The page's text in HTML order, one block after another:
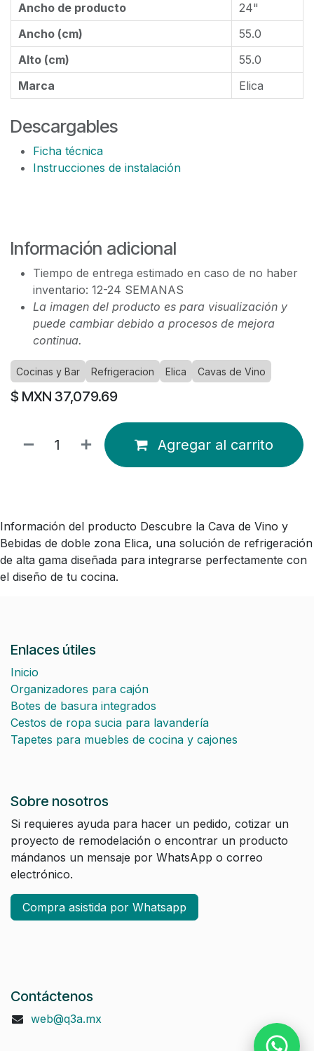
Ancho de producto
24"
Ancho (cm)
55.0
Alto (cm)
55.0
Marca
Elica
Descargables
Ficha técnica
Instrucciones de instalación
Información adicional
Tiempo de entrega estimado en caso de no haber
inventario: 12-24 SEMANAS
La imagen del producto es para visualización y
puede cambiar debido a procesos de mejora
continua.
Cocinas y Bar Refrigeracion Elica Cavas de Vino
$ MXN 37,079.69
Agregar al carrito
Información del producto Descubre la Cava de Vino y
Bebidas de doble zona Elica, una solución de refrigeración
de alta gama diseñada para integrarse perfectamente con
el diseño de tu cocina.
Enlaces útiles
Inicio
Organizadores para cajón
Botes de basura integrados
Cestos de ropa sucia para lavandería
Tapetes para muebles de cocina y cajones
Sobre nosotros
Si requieres ayuda para hacer un pedido, cotizar un
proyecto de remodelación o encontrar un producto
mándanos un mensaje por WhatsApp o correo
electrónico.
Compra asistida por Whatsapp
Contáctenos
web@q3a.mx